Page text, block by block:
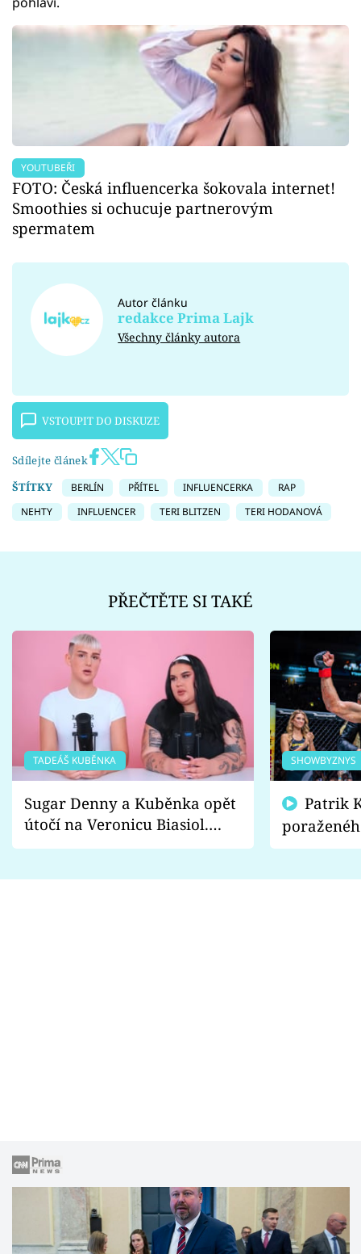
YOUTUBEŘI
FOTO: Česká influencerka šokovala internet!
Smoothies si ochucuje partnerovým
spermatem
Autor článku
redakce Prima Lajk
Všechny články autora
VSTOUPIT DO DISKUZE
Sdílejte článek
ŠTÍTKY
BERLÍN PŘÍTEL INFLUENCERKA
RAP
NEHTY
INFLUENCER TERI BLITZEN TERI HODANOVÁ
PŘEČTĚTE SI TAKÉ
TADEÁŠ KUBĚNKA
Sugar Denny a Kuběnka opět
útočí na Veronicu Biasiol.
Proč je podle nich falešná a
SHOWBYZNYS
fanoušci